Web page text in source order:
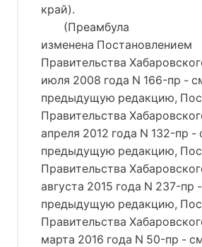
край).
(Преамбула
изменена Постановлением
Правительства
июля 2008 года N 166-пр -
предыдущую редакцию,
Правительства
апреля 2012 года N 132-пр -
предыдущую редакцию,
Правительства
августа 2015 года N 237-пр
предыдущую редакцию,
Правительства
марта 2016 года N 50-пр -